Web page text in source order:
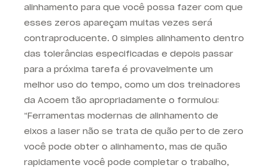
alinhamento para que você possa fazer com que
esses zeros apareçam muitas vezes será
contraproducente. O simples alinhamento dentro
das tolerâncias especificadas e depois passar
para a próxima tarefa é provavelmente um
melhor uso do tempo, como um dos treinadores
da Acoem tão apropriadamente o formulou:
“Ferramentas modernas de alinhamento de
eixos a laser não se trata de quão perto de zero
você pode obter o alinhamento, mas de quão
rapidamente você pode completar o trabalho,